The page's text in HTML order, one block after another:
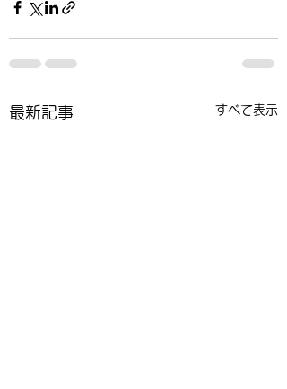
最新記事 すべて表示